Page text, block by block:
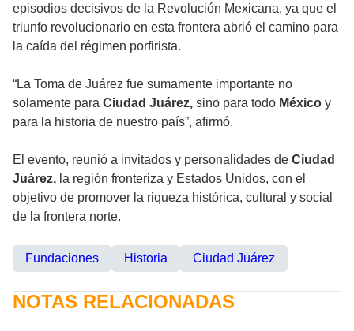
episodios decisivos de la Revolución Mexicana, ya que el
triunfo revolucionario en esta frontera abrió el camino para
la caída del régimen porfirista.
“La Toma de Juárez fue sumamente importante no
solamente para Ciudad Juárez, sino para todo México y
para la historia de nuestro país”, afirmó.
El evento, reunió a invitados y personalidades de Ciudad
Juárez, la región fronteriza y Estados Unidos, con el
objetivo de promover la riqueza histórica, cultural y social
de la frontera norte.
Fundaciones Historia Ciudad Juárez
NOTAS RELACIONADAS